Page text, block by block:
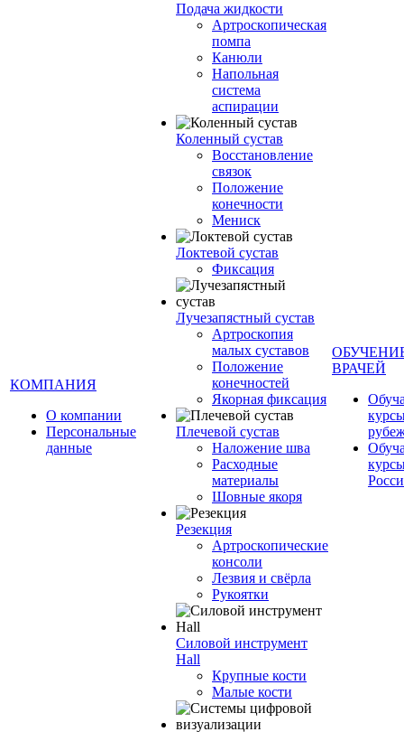
КОМПАНИЯ
О компании
Персональные
данные
Подача жидкости
Артроскопическая
помпа
Канюли
Напольная
система
аспирации
Коленный сустав
Восстановление
связок
Положение
конечности
Мениск
Локтевой сустав
Фиксация
Лучезапястный сустав
Артроскопия
малых суставов
Положение
конечностей
Якорная фиксация
Плечевой сустав
Наложение шва
Расходные
материалы
Шовные якоря
Резекция
Артроскопические
консоли
Лезвия и свёрла
Рукоятки
Силовой инструмент
Hall
Крупные кости
Малые кости
ВРАЧЕЙ